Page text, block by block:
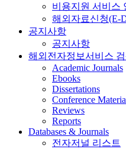
비용지원 서비스
해외자료신청(E-
공지사항
공지사항
해외전자정보서비스
Academic Journals
Ebooks
Dissertations
Conference
Reviews
Reports
Databases & Journals
전자저널 리스트